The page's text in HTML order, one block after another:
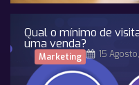
Qual o mínimo de
uma venda?
Marketing 15